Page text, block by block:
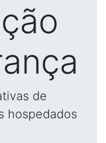
de
hospedados